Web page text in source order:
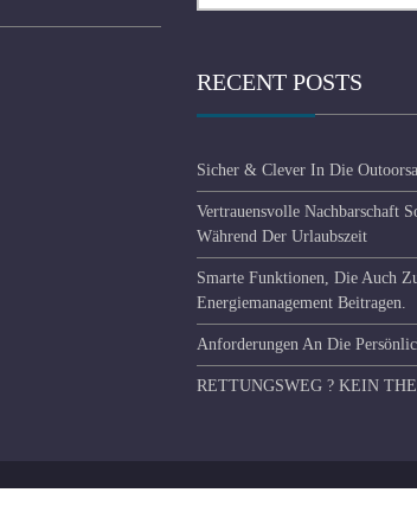
RECENT POSTS
Sicher & Clever In Die
Vertrauensvolle Nachbarschaft
Während Der Urlaubszeit
Smarte Funktionen, Die Auch
Energiemanagement Beitragen.
Anforderungen An Die
RETTUNGSWEG ? KEIN